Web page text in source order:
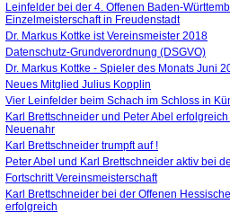
Leinfelder bei der 4. Offenen Baden-
Einzelmeisterschaft in Freudenstadt
Dr. Markus Kottke ist Vereinsmeister 2018
Datenschutz-Grundverordnung (DSGVO)
Dr. Markus Kottke - Spieler des Monats Juni
Neues Mitglied Julius Kopplin
Vier Leinfelder beim Schach im Schloss in
Karl Brettschneider und Peter Abel
Neuenahr
Karl Brettschneider trumpft auf !
Peter Abel und Karl Brettschneider aktiv bei
Fortschritt Vereinsmeisterschaft
Karl Brettschneider bei der Offenen
erfolgreich